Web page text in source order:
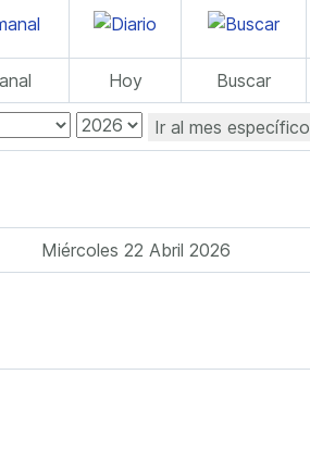
Hoy Buscar
Ir al mes específico
Miércoles 22 Abril 2026